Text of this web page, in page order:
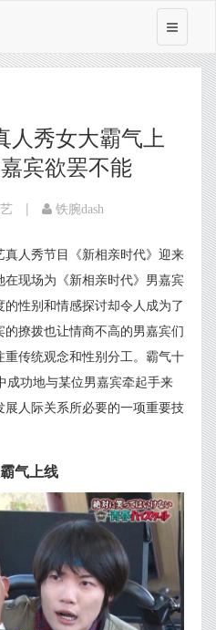
人秀女大霸气上
宾欲罢不能
| 铁腕dash
人秀节目《新相亲时代》迎来
现场为《新相亲时代》男嘉宾
性别和情感探讨却令人成为了
撩拨也让情商不高的男嘉宾们
传统观念和性别分工。霸气十
成功地与某位男嘉宾牵起手来
人际关系所必要的一项重要技
气上线